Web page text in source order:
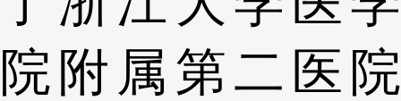
院附属第二医院